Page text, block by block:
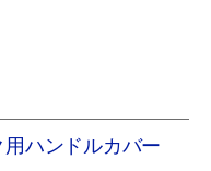
用ハンドルカバー